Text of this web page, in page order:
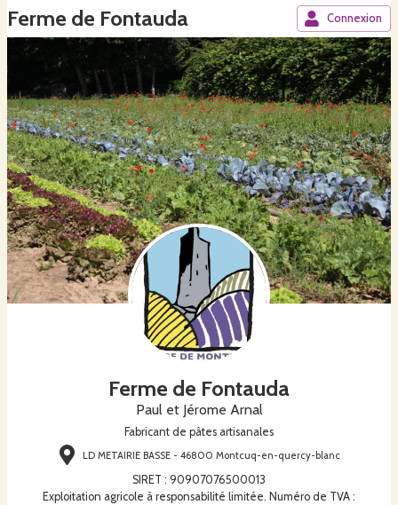
Ferme de Fontauda Connexion
Ferme de Fontauda
Paul et Jérome Arnal
Fabricant de pâtes artisanales
LD METAIRIE BASSE - 46800 Montcuq-en-quercy-blanc
SIRET : 90907076500013
Exploitation agricole à responsabilité limitée. Numéro de TVA :